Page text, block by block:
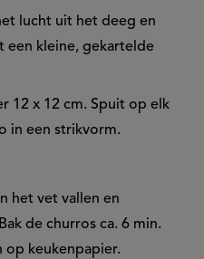
lucht uit het deeg en
een kleine, gekartelde
12 x 12 cm. Spuit op elk
in een strikvorm.
het vet vallen en
de churros ca. 6 min.
op keukenpapier.